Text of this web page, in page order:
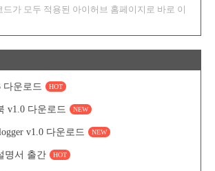
가 모두 적용된 아이허브 홈페이지로 바로 이
다운로드 HOT
v1.0 다운로드 NEW
v1.0 다운로드 NEW
명서 출간 HOT